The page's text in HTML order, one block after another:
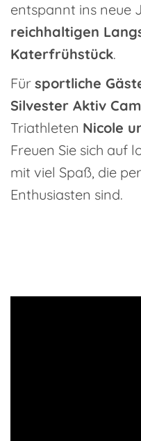
entspannt ins neue
reichhaltigen
Katerfrühstück.
Für sportliche
Silvester Aktiv
Triathleten Nicole
Freuen Sie sich auf
mit viel Spaß, die
Enthusiasten sind.